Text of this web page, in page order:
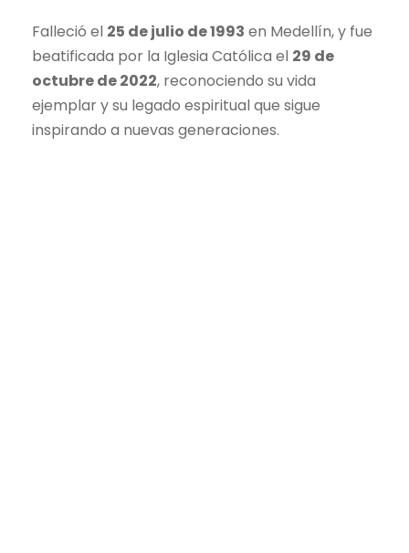
Falleció el 25 de julio de 1993 en Medellín, y fue
beatificada por la Iglesia Católica el 29 de
octubre de 2022, reconociendo su vida
ejemplar y su legado espiritual que sigue
inspirando a nuevas generaciones.